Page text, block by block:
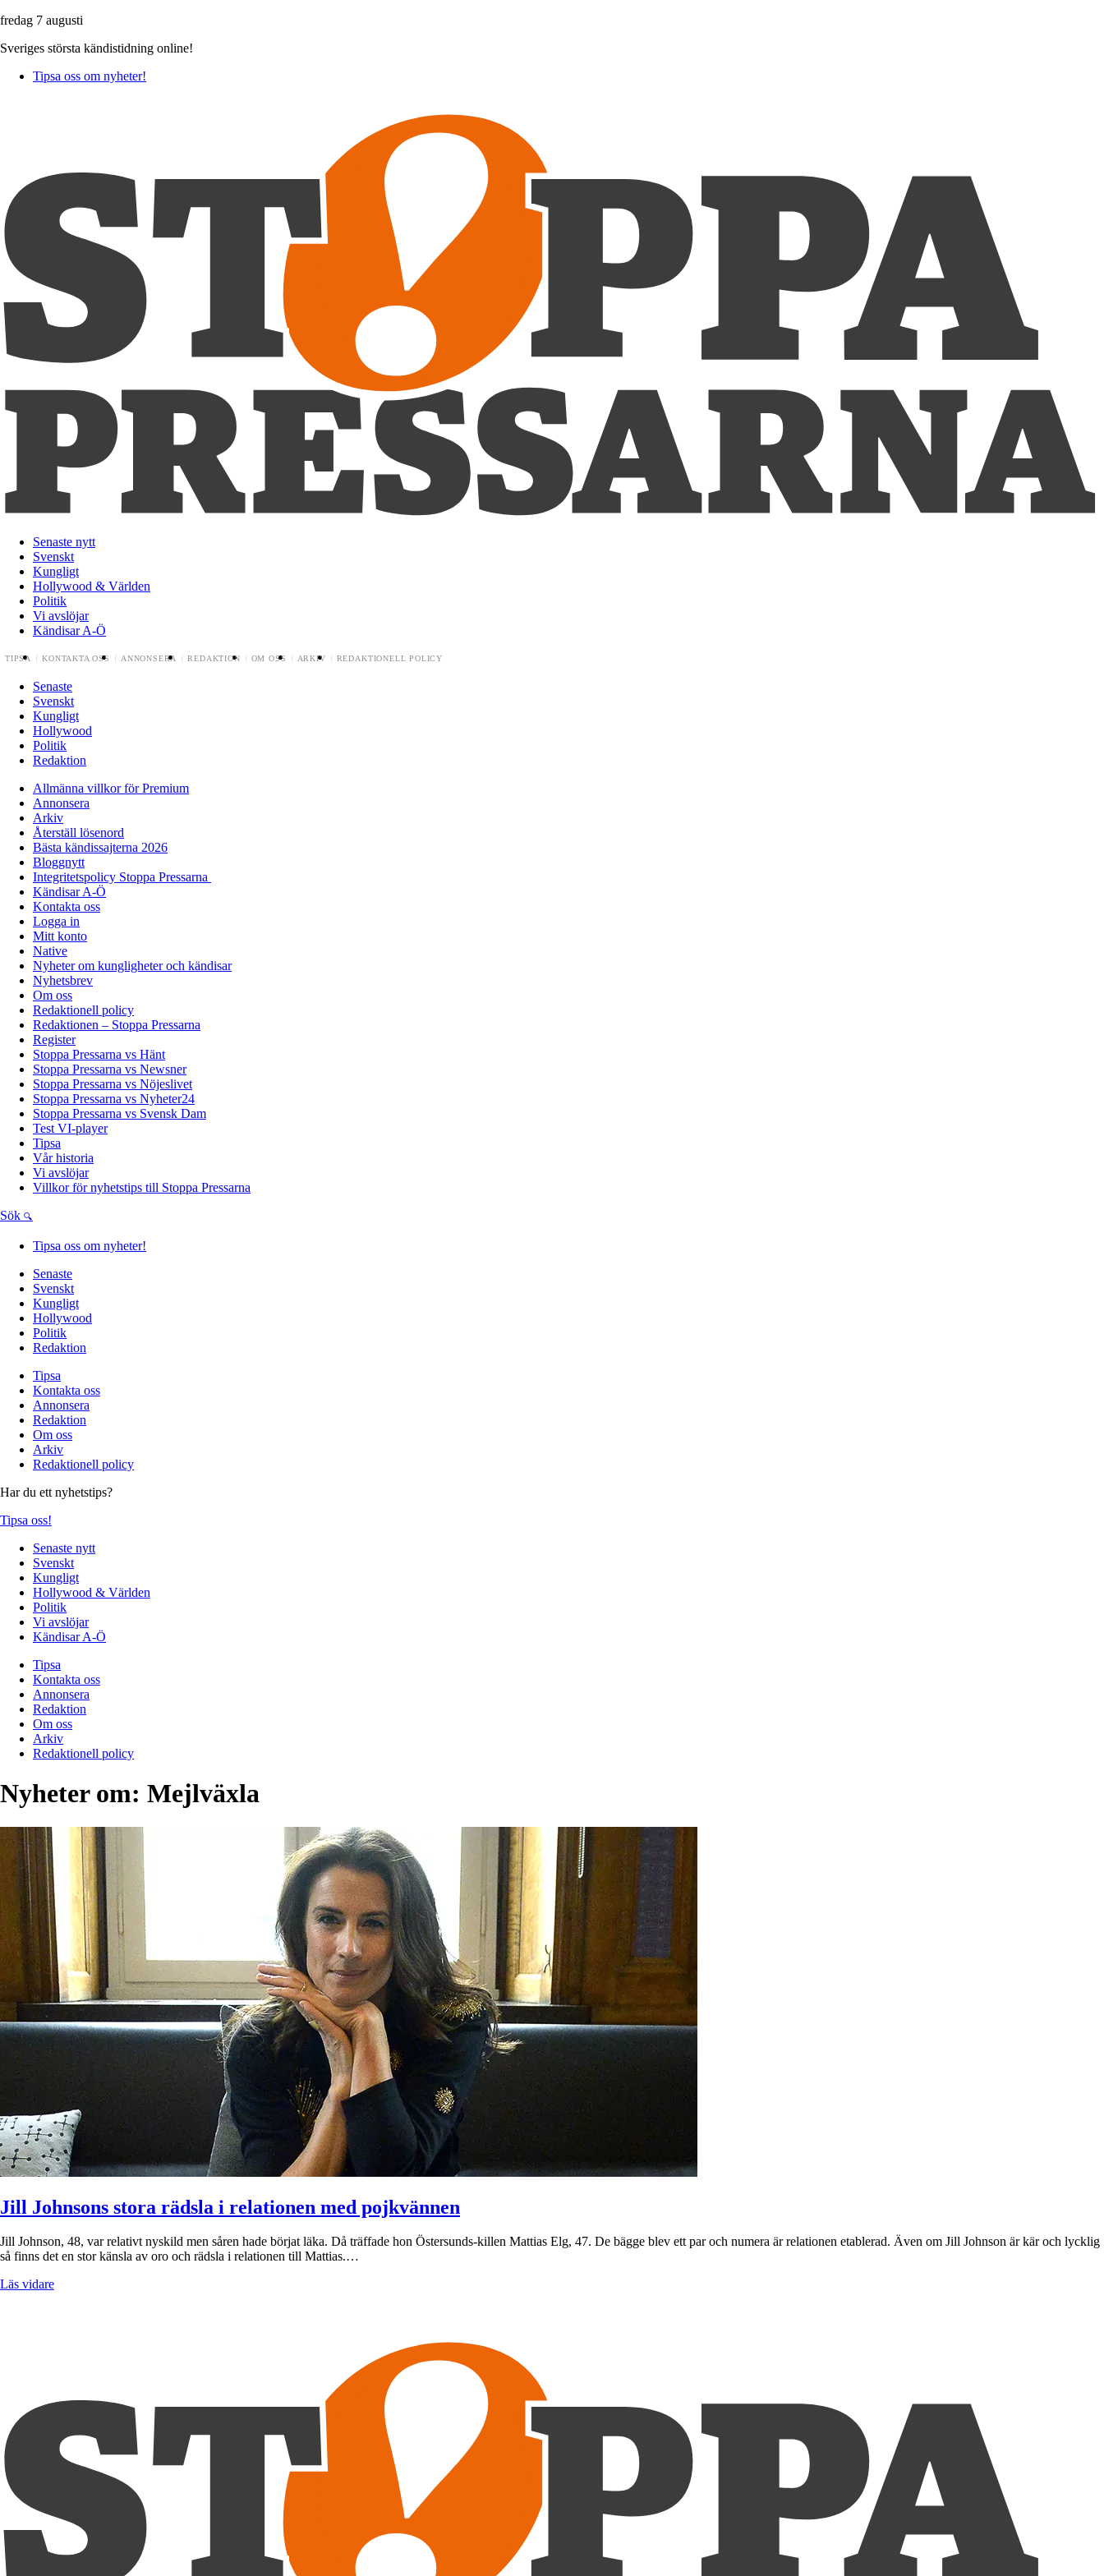
fredag 7 augusti
Sveriges största kändistidning online!
Tipsa oss om nyheter!
Senaste nytt
Svenskt
Kungligt
Hollywood & Världen
Politik
Vi avslöjar
Kändisar A-Ö
TIPSA KONTAKTA OSS ANNONSERA REDAKTION OM OSS ARKIV REDAKTIONELL POLICY
Senaste
Svenskt
Kungligt
Hollywood
Politik
Redaktion
Allmänna villkor för Premium
Annonsera
Arkiv
Återställ lösenord
Bästa kändissajterna 2026
Bloggnytt
Integritetspolicy Stoppa Pressarna
Kändisar A-Ö
Kontakta oss
Logga in
Mitt konto
Native
Nyheter om kungligheter och kändisar
Nyhetsbrev
Om oss
Redaktionell policy
Redaktionen – Stoppa Pressarna
Register
Stoppa Pressarna vs Hänt
Stoppa Pressarna vs Newsner
Stoppa Pressarna vs Nöjeslivet
Stoppa Pressarna vs Nyheter24
Stoppa Pressarna vs Svensk Dam
Test VI-player
Tipsa
Vår historia
Vi avslöjar
Villkor för nyhetstips till Stoppa Pressarna
Sök
Tipsa oss om nyheter!
Senaste
Svenskt
Kungligt
Hollywood
Politik
Redaktion
Tipsa
Kontakta oss
Annonsera
Redaktion
Om oss
Arkiv
Redaktionell policy
Har du ett nyhetstips?
Tipsa oss!
Senaste nytt
Svenskt
Kungligt
Hollywood & Världen
Politik
Vi avslöjar
Kändisar A-Ö
Tipsa
Kontakta oss
Annonsera
Redaktion
Om oss
Arkiv
Redaktionell policy
Nyheter om: Mejlväxla
Jill Johnsons stora rädsla i relationen med pojkvännen
Jill Johnson, 48, var relativt nyskild men såren hade börjat läka. Då träffade hon Östersunds-killen Mattias Elg, 47. De bägge blev ett par och numera är relationen etablerad. Även om Jill Johnson är kär och lycklig
så finns det en stor känsla av oro och rädsla i relationen till Mattias.…
Läs vidare